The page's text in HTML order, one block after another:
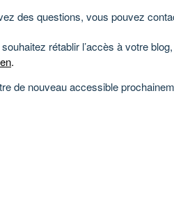
des questions, vous pouvez
rétablir l’accès à votre
.
de nouveau accessible